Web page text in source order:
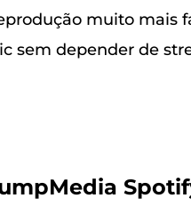
muito mais
sem depender de